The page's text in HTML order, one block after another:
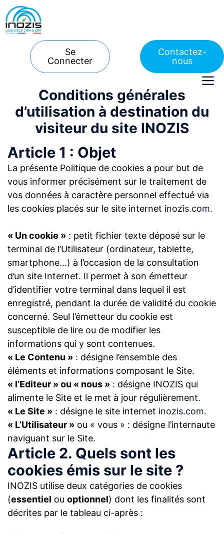
Aller
au
contenu
Se
Connecter
Contactez-
nous
Conditions générales
d’utilisation à destination du
visiteur du site INOZIS
Article 1 : Objet
La présente Politique de cookies a pour but de
vous informer précisément sur le traitement de
vos données à caractère personnel effectué via
les cookies placés sur le site internet inozis.com.
« Un cookie » : petit fichier texte déposé sur le
terminal de l’Utilisateur (ordinateur, tablette,
smartphone…) à l’occasion de la consultation
d’un site Internet. Il permet à son émetteur
d’identifier votre terminal dans lequel il est
enregistré, pendant la durée de validité du cookie
concerné. Seul l’émetteur du cookie est
susceptible de lire ou de modifier les
informations qui y sont contenues.
« Le Contenu » : désigne l’ensemble des
éléments et informations composant le Site.
« l’Editeur » ou « nous » : désigne INOZIS qui
alimente le Site et le met à jour régulièrement.
« Le Site » : désigne le site internet inozis.com.
« L’Utilisateur » ou « vous » : désigne l’internaute
naviguant sur le Site.
Article 2. Quels sont les
cookies émis sur le site ?
INOZIS utilise deux catégories de cookies
(essentiel ou optionnel) dont les finalités sont
décrites par le tableau ci-après :